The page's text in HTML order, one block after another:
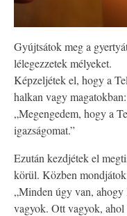
Gyújtsátok meg a
lélegezzetek mélyeket.
Képzeljétek el, hogy a
halkan vagy magatokban:
„Megengedem, hogy a
igazságomat.”
Ezután kezdjétek el
körül. Közben
„Minden úgy van, ahogy
vagyok. Ott vagyok, ahol